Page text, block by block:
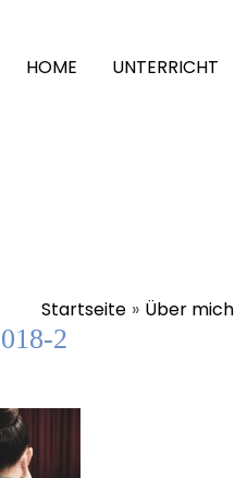
HOME UNTERRICHT
Startseite Über mich
2